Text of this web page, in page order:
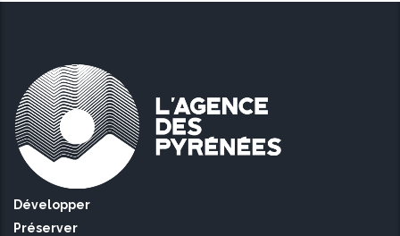
Développer
Préserver